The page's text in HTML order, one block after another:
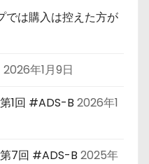
では購入は控えた方が
2026年1月9日
1回 #ADS-B 2026年1
7回 #ADS-B 2025年